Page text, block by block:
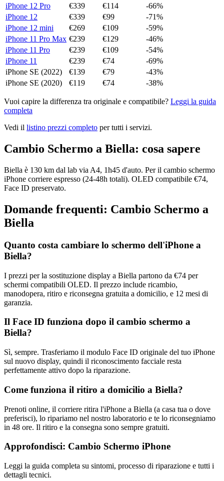
iPhone 12 Pro
€339 €114 -66%
iPhone 12
€339 €99 -71%
iPhone 12 mini
€269 €109 -59%
iPhone 11 Pro Max €239 €129 -46%
iPhone 11 Pro
€239 €109 -54%
iPhone 11
€239 €74 -69%
iPhone SE (2022)
€139 €79 -43%
iPhone SE (2020)
€119 €74 -38%
Vuoi capire la differenza tra originale e compatibile? Leggi la guida
completa
Vedi il listino prezzi completo per tutti i servizi.
Cambio Schermo a Biella: cosa sapere
Biella è 130 km dal lab via A4, 1h45 d'auto. Per il cambio schermo
iPhone corriere espresso (24-48h totali). OLED compatibile €74,
Face ID preservato.
Domande frequenti: Cambio Schermo a
Biella
Quanto costa cambiare lo schermo dell'iPhone a
Biella?
I prezzi per la sostituzione display a Biella partono da €74 per
schermi compatibili OLED. Il prezzo include ricambio,
manodopera, ritiro e riconsegna gratuita a domicilio, e 12 mesi di
garanzia.
Il Face ID funziona dopo il cambio schermo a
Biella?
Sì, sempre. Trasferiamo il modulo Face ID originale del tuo iPhone
sul nuovo display, quindi il riconoscimento facciale resta
perfettamente attivo dopo la riparazione.
Come funziona il ritiro a domicilio a Biella?
Prenoti online, il corriere ritira l'iPhone a Biella (a casa tua o dove
preferisci), lo ripariamo nel nostro laboratorio e te lo riconsegniamo
in 48 ore. Il ritiro e la consegna sono sempre gratuiti.
Approfondisci: Cambio Schermo iPhone
Leggi la guida completa su sintomi, processo di riparazione e tutti i
dettagli tecnici.